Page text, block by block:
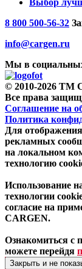
8 800 500-56-32
info@cargen.ru
Мы в
© 2010-2026 TM
Все права
Соглашение на
Политика
Для
рекламных
на локальном
технологию
Использование
технологии
согласие на
CARGEN.
Ознакомиться с
можете перейдя
Закрыть и не